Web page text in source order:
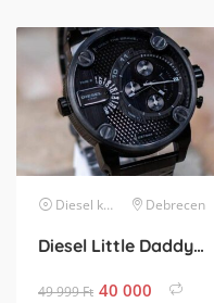
Diesel karóra Debrecen
Diesel Little Daddy új, címkés, sosem használt
49 999Ft 40 000